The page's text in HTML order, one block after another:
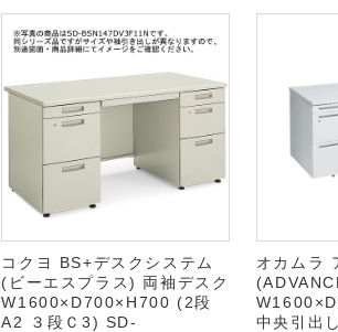
コクヨ BS+デスクシステム
(ビーエスプラス) 両袖デスク
W1600×D700×H700 (2段
A2 ３段Ｃ3) SD-
オカムラ
中央引出